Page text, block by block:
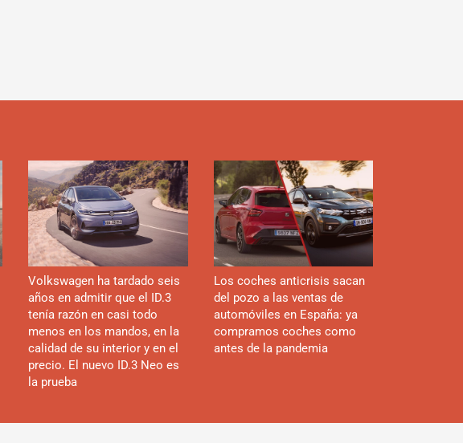
Volkswagen ha tardado seis
años en admitir que el ID.3
tenía razón en casi todo
menos en los mandos, en la
calidad de su interior y en el
precio. El nuevo ID.3 Neo es
la prueba
Los coches anticrisis sacan
del pozo a las ventas de
automóviles en España: ya
compramos coches como
antes de la pandemia